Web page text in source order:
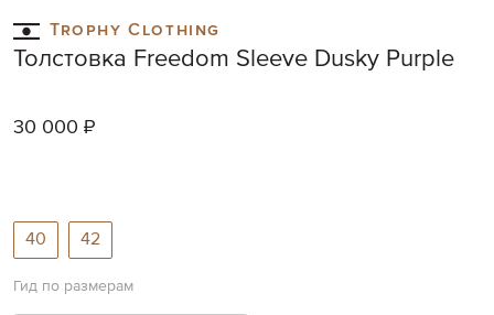
to
the
beginning
images
Trophy Clothing
Толстовка Freedom Sleeve Dusky Purple
30 000 ₽
40 42
Гид по размерам